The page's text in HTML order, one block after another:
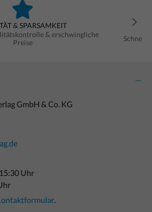
& SPARSAMKEIT
& erschwingliche
Preise
Schnelle
GmbH & Co. KG
Uhr